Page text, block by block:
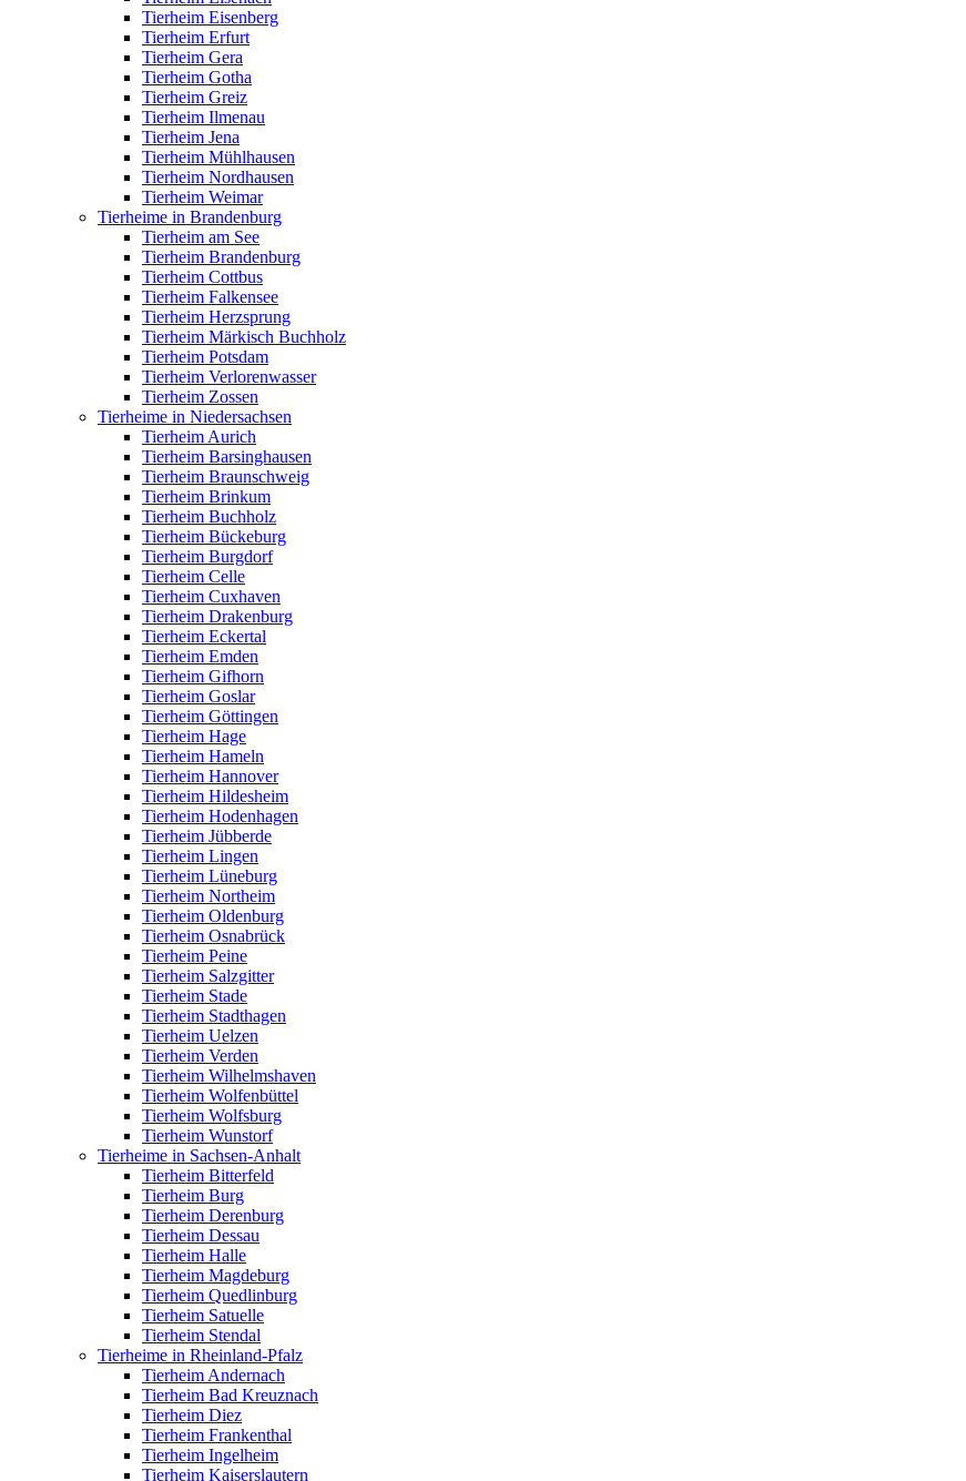
Tierheim Eisenberg
Tierheim Erfurt
Tierheim Gera
Tierheim Gotha
Tierheim Greiz
Tierheim Ilmenau
Tierheim Jena
Tierheim Mühlhausen
Tierheim Nordhausen
Tierheim Weimar
Tierheime in Brandenburg
Tierheim am See
Tierheim Brandenburg
Tierheim Cottbus
Tierheim Falkensee
Tierheim Herzsprung
Tierheim Märkisch Buchholz
Tierheim Potsdam
Tierheim Verlorenwasser
Tierheim Zossen
Tierheime in Niedersachsen
Tierheim Aurich
Tierheim Barsinghausen
Tierheim Braunschweig
Tierheim Brinkum
Tierheim Buchholz
Tierheim Bückeburg
Tierheim Burgdorf
Tierheim Celle
Tierheim Cuxhaven
Tierheim Drakenburg
Tierheim Eckertal
Tierheim Emden
Tierheim Gifhorn
Tierheim Goslar
Tierheim Göttingen
Tierheim Hage
Tierheim Hameln
Tierheim Hannover
Tierheim Hildesheim
Tierheim Hodenhagen
Tierheim Jübberde
Tierheim Lingen
Tierheim Lüneburg
Tierheim Northeim
Tierheim Oldenburg
Tierheim Osnabrück
Tierheim Peine
Tierheim Salzgitter
Tierheim Stade
Tierheim Stadthagen
Tierheim Uelzen
Tierheim Verden
Tierheim Wilhelmshaven
Tierheim Wolfenbüttel
Tierheim Wolfsburg
Tierheim Wunstorf
Tierheime in Sachsen-Anhalt
Tierheim Bitterfeld
Tierheim Burg
Tierheim Derenburg
Tierheim Dessau
Tierheim Halle
Tierheim Magdeburg
Tierheim Quedlinburg
Tierheim Satuelle
Tierheim Stendal
Tierheime in Rheinland-Pfalz
Tierheim Andernach
Tierheim Bad Kreuznach
Tierheim Diez
Tierheim Frankenthal
Tierheim Ingelheim
Tierheim Kaiserslautern